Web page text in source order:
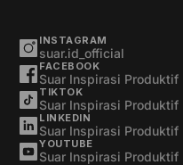
INSTAGRAM
suar.id_official
FACEBOOK
Suar Inspirasi Produktif
TIKTOK
Suar Inspirasi Produktif
LINKEDIN
Suar Inspirasi Produktif
YOUTUBE
Suar Inspirasi Produktif